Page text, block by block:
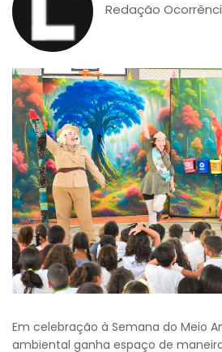
Redação
Em celebração à Semana do Meio
ambiental ganha espaço de